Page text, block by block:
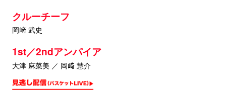
クルーチーフ
岡﨑 武史
1st／2ndアンパイア
大津 麻菜美 ／ 岡﨑 慧介